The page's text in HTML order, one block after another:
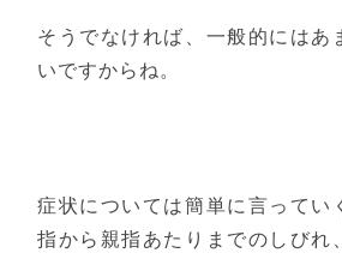
そうでなければ、一般的にはあ
いですからね。
症状については簡単に言ってい
指から親指あたりまでのしびれ